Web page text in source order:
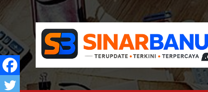
Skip
to
content